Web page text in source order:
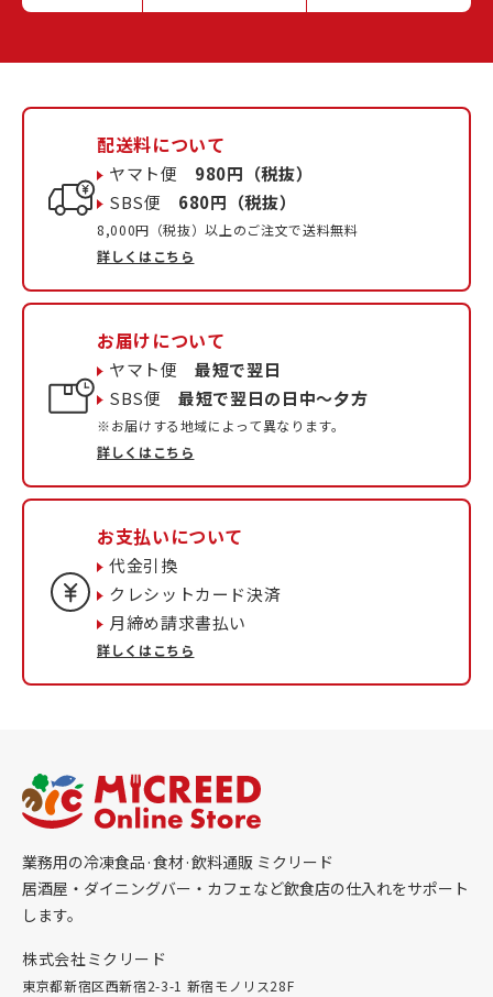
配送料について
ヤマト便 980円（税抜）
SBS便 680円（税抜）
8,000円（税抜）以上のご注文で送料無料
詳しくはこちら
お届けについて
ヤマト便最短で翌日
SBS便最短で翌日の日中〜夕方
※お届けする地域によって異なります。
詳しくはこちら
お支払いについて
代金引換
クレシットカード決済
月締め請求書払い
詳しくはこちら
業務用の冷凍食品·食材·飲料通販 ミクリード
居酒屋・ダイニングバー・カフェなど飲食店の仕入れをサポート
します。
株式会社ミクリード
東京都新宿区西新宿2-3-1 新宿モノリス28F